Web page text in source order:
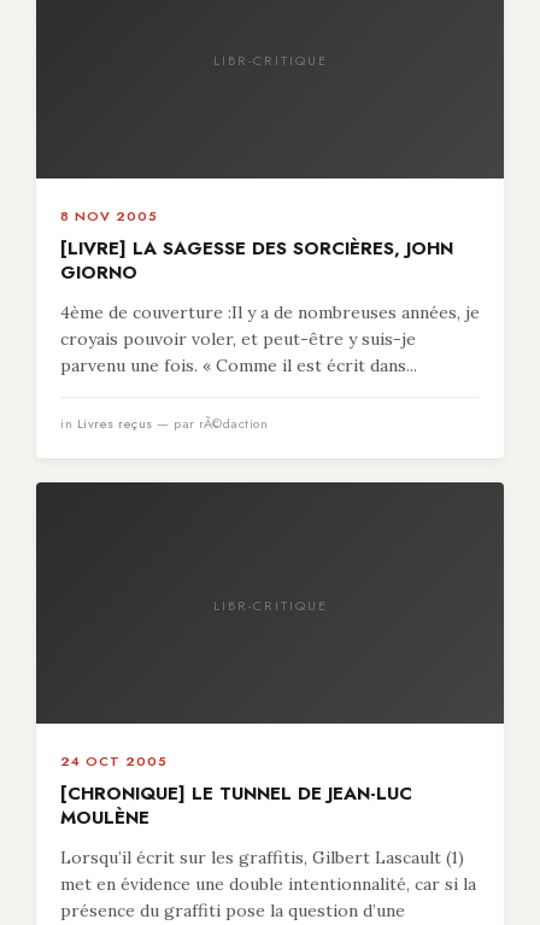
LIBR-CRITIQUE
8 NOV 2005
[LIVRE] LA SAGESSE DES SORCIÈRES, JOHN
GIORNO
4ème de couverture :Il y a de nombreuses années, je
croyais pouvoir voler, et peut-être y suis-je
parvenu une fois. « Comme il est écrit dans...
in Livres reçus — par rÃ©daction
LIBR-CRITIQUE
24 OCT 2005
[CHRONIQUE] LE TUNNEL DE JEAN-LUC
MOULÈNE
Lorsqu’il écrit sur les graffitis, Gilbert Lascault (1)
met en évidence une double intentionnalité, car si la
présence du graffiti pose la question d’une